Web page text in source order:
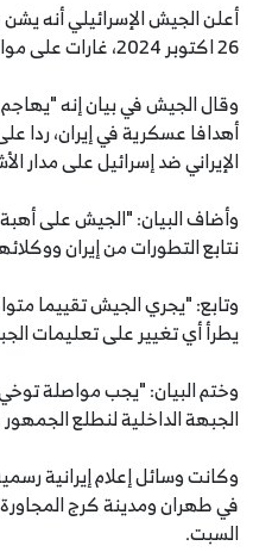
أعلن الجيش الإسرائيلي أنه
26 اكتوبر 2024، غارات على مواقع في إيران.
وقال الجيش في بيان إنه
أهدافا عسكرية في إيران، ردا
الإيراني ضد إسرائيل على مدار
وأضاف البيان: "الجيش على
نتابع التطورات من إيران
وتابع: "يجري الجيش تقييما
يطرأ أي تغيير على تعليمات
وختم البيان: "يجب مواصلة
الجبهة الداخلية لنطلع
وكانت وسائل إعلام إيرانية
في طهران ومدينة كرج
السبت.